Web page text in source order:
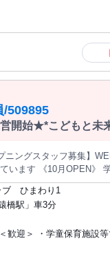
とが増えていく姿を見る
見学について 職場見学は受け
) ☆家庭と両立して短時
ご確認ください https://
/509895
開始★*こどもと未
ニングスタッフ募集】
います 《10月OPEN》
す♪ ●こどもたちが安
室管理 ●保護者対応 ●
格・未経験でもOK◎経
とが増えていく姿を見る
ブ ひまわり1
橋駅」車3分
＞ ・学童保育施設等での勤